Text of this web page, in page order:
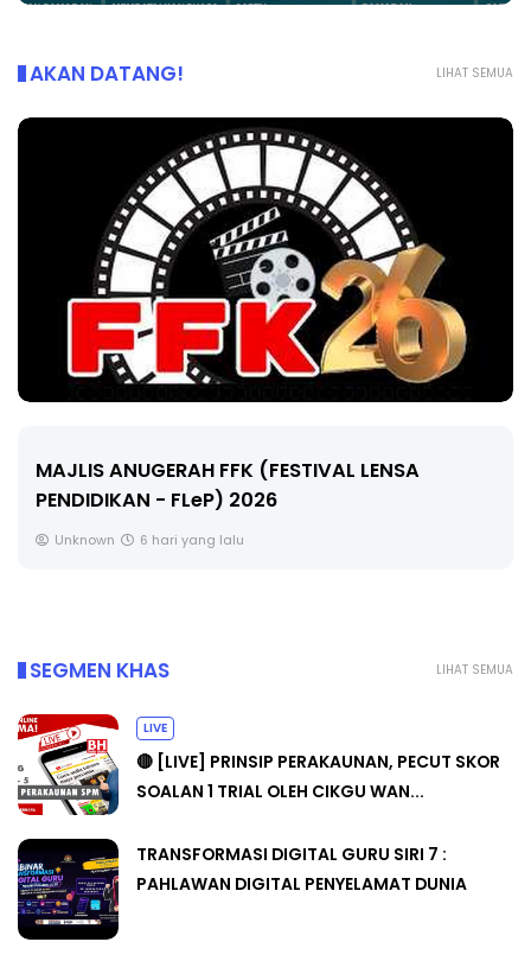
LIHAT SEMUA
AKAN DATANG!
🔴 [LIVE] MATEMATIK SR, WANG
CIKGU ANITA #ALLINONE #141 #...
LIHAT SEMUA
SEGMEN KHAS
LIVE
🔴 [LIVE] PRINSIP PERAKAUNAN, PECUT SKOR
SOALAN 1 TRIAL OLEH CIKGU WAN...
TRANSFORMASI DIGITAL GURU SIRI 7 :
PAHLAWAN DIGITAL PENYELAMAT DUNIA